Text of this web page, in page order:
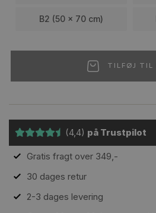
B2 (50 x 70 cm)
TILFØJ TIL
(4,4) på Trustpilot
Gratis fragt over 349,-
30 dages retur
2-3 dages levering